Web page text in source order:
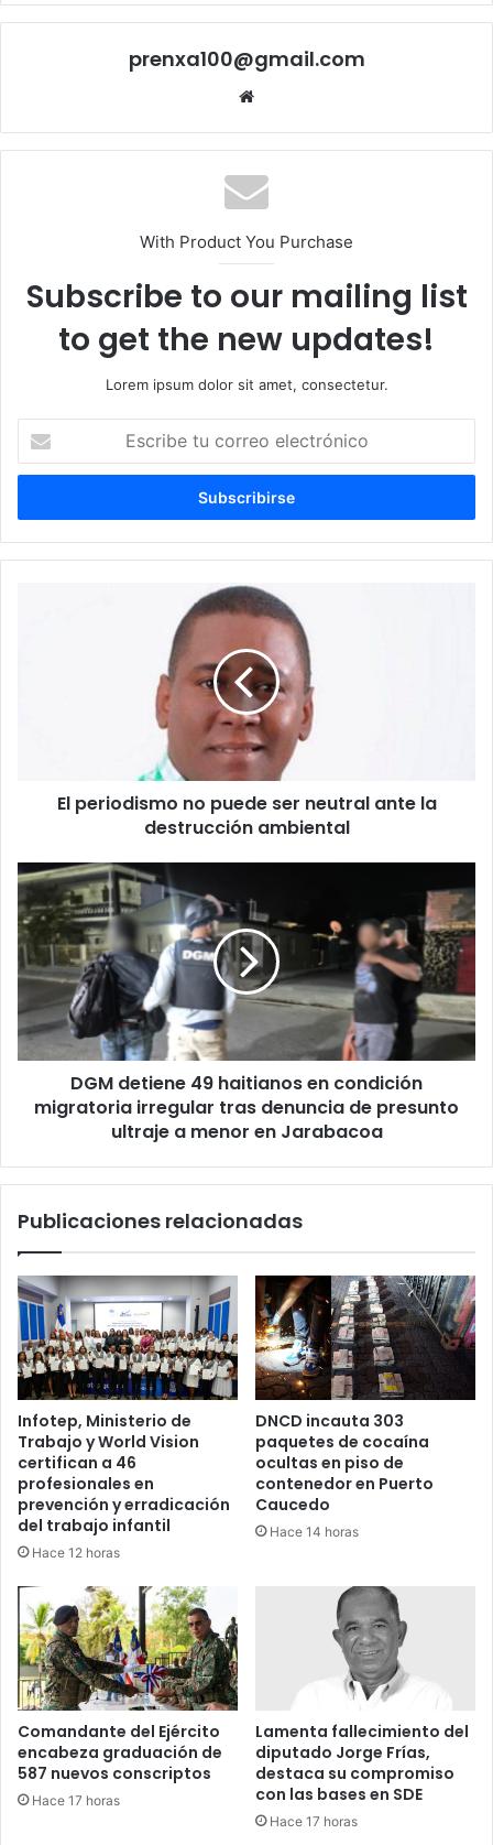
prenxa100@gmail.com
With Product You Purchase
Subscribe to our mailing list
to get the new updates!
Lorem ipsum dolor sit amet, consectetur.
correo
ambientalEl periodismo no puede ser neutral ante la
destrucción ambiental
DGM
detiene
49
haitianos
en
condición
migratoria
irregular
tras
denuncia
a
en
DGM detiene 49 haitianos en condición
migratoria irregular tras denuncia de presunto
ultraje a menor en Jarabacoa
Publicaciones relacionadas
Infotep, Ministerio de
Trabajo y World Vision
certifican a 46
profesionales en
prevención y erradicación
del trabajo infantil
Hace 12 horas
DNCD incauta 303
paquetes de cocaína
ocultas en piso de
contenedor en Puerto
Caucedo
Hace 14 horas
Comandante del Ejército
encabeza graduación de
587 nuevos conscriptos
Hace 17 horas
Lamenta fallecimiento del
diputado Jorge Frías,
destaca su compromiso
con las bases en SDE
Hace 17 horas